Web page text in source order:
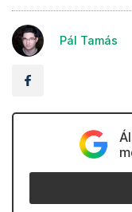
Pál Tamás